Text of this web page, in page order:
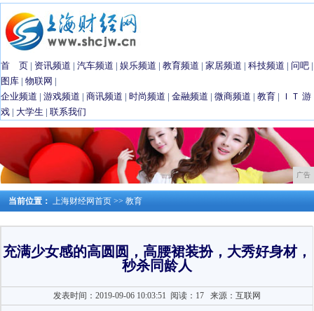
首 页 | 资讯频道 | 汽车频道 | 娱乐频道 | 教育频道 | 家居频道 | 科技频道 | 问吧 |
图库 | 物联网 |
企业频道 | 游戏频道 | 商讯频道 | 时尚频道 | 金融频道 | 微商频道 | 教育 | ＩＴ 游
戏 | 大学生 | 联系我们
广告
当前位置： 上海财经网首页 >> 教育
充满少女感的高圆圆，高腰裙装扮，大秀好身材，
秒杀同龄人
发表时间：2019-09-06 10:03:51 阅读：17来源：互联网